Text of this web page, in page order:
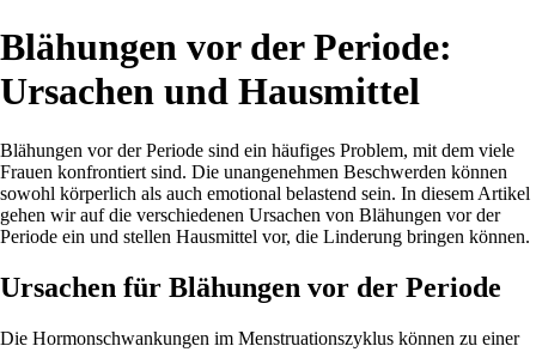
Blähungen vor der Periode:
Ursachen und Hausmittel
Blähungen vor der Periode sind ein häufiges Problem, mit dem viele
Frauen konfrontiert sind. Die unangenehmen Beschwerden können
sowohl körperlich als auch emotional belastend sein. In diesem Artikel
gehen wir auf die verschiedenen Ursachen von Blähungen vor der
Periode ein und stellen Hausmittel vor, die Linderung bringen können.
Ursachen für Blähungen vor der Periode
Die Hormonschwankungen im Menstruationszyklus können zu einer